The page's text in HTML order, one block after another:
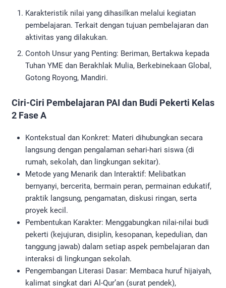
Karakteristik nilai yang dihasilkan melalui kegiatan
pembelajaran. Terkait dengan tujuan pembelajaran dan
aktivitas yang dilakukan.
Contoh Unsur yang Penting: Beriman, Bertakwa kepada
Tuhan YME dan Berakhlak Mulia, Berkebinekaan Global,
Gotong Royong, Mandiri.
Ciri-Ciri Pembelajaran PAI dan Budi Pekerti Kelas
2 Fase A
Kontekstual dan Konkret: Materi dihubungkan secara
langsung dengan pengalaman sehari-hari siswa (di
rumah, sekolah, dan lingkungan sekitar).
Metode yang Menarik dan Interaktif: Melibatkan
bernyanyi, bercerita, bermain peran, permainan edukatif,
praktik langsung, pengamatan, diskusi ringan, serta
proyek kecil.
Pembentukan Karakter: Menggabungkan nilai-nilai budi
pekerti (kejujuran, disiplin, kesopanan, kepedulian, dan
tanggung jawab) dalam setiap aspek pembelajaran dan
interaksi di lingkungan sekolah.
Pengembangan Literasi Dasar: Membaca huruf hijaiyah,
kalimat singkat dari Al-Qur’an (surat pendek),